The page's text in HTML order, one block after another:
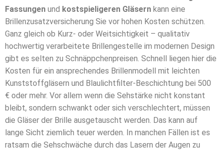
Fassungen und kostspieligeren Gläsern kann eine
Brillenzusatzversicherung Sie vor hohen Kosten schützen.
Ganz gleich ob Kurz- oder Weitsichtigkeit – qualitativ
hochwertig verarbeitete Brillengestelle im modernen Design
gibt es selten zu Schnäppchenpreisen. Schnell liegen hier die
Kosten für ein ansprechendes Brillenmodell mit leichten
Kunststoffgläsern und Blaulichtfilter-Beschichtung bei 500
€ oder mehr. Vor allem wenn die Sehstärke nicht konstant
bleibt, sondern schwankt oder sich verschlechtert, müssen
die Gläser der Brille ausgetauscht werden. Das kann auf
lange Sicht ziemlich teuer werden. In manchen Fällen ist es
ratsam die Sehschwäche durch das Lasern der Augen zu